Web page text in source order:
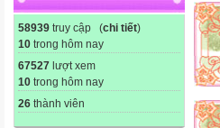
58939 truy cập (chi tiết)
10 trong hôm nay
67527 lượt xem
10 trong hôm nay
26 thành viên